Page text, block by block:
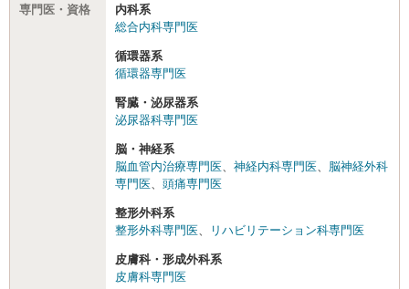
専門医・資格
内科系
総合内科専門医
循環器系
循環器専門医
腎臓・泌尿器系
泌尿器科専門医
脳・神経系
脳血管内治療専門医、 神経内科専門医、 脳神経外科
専門医、 頭痛専門医
整形外科系
整形外科専門医、 リハビリテーション科専門医
皮膚科・形成外科系
皮膚科専門医